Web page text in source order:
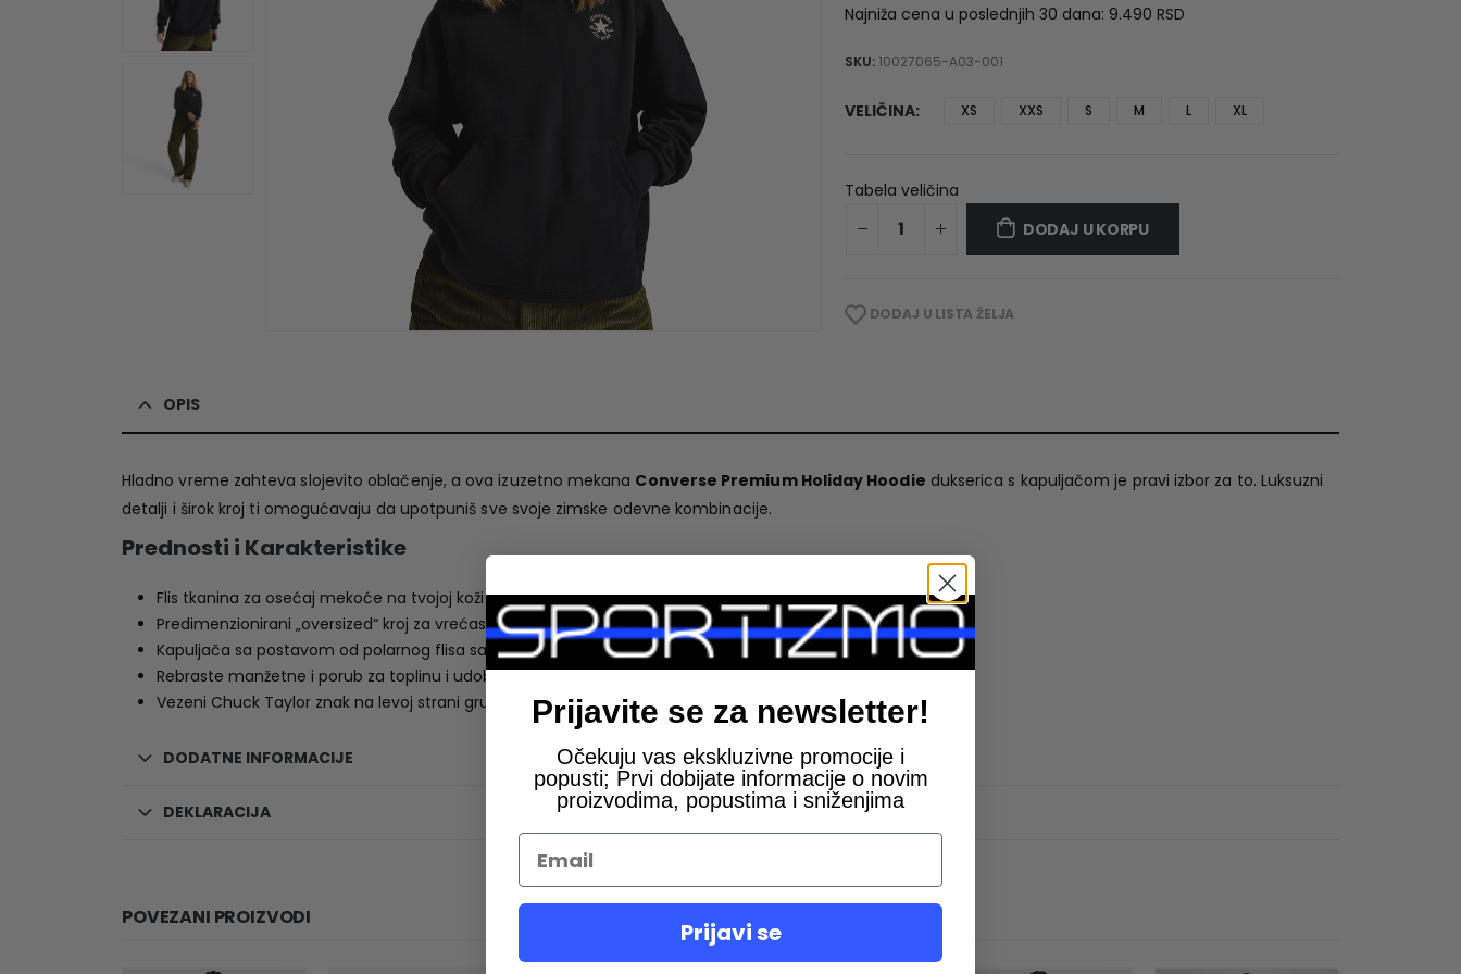
was: is:
Najniža cena u poslednjih 30 dana: 9.490 RSD
SKU: 10027065-A03-001
VELIČINA XS XXS S M L XL
Tabela veličina
DODAJ U KORPU
DODAJ U LISTA ŽELJA
OPIS
Hladno vreme zahteva slojevito oblačenje, a ova izuzetno mekana Converse Premium Holiday Hoodie dukserica s kapuljačom je pravi izbor za to. Luksuzni
detalji i širok kroj ti omogućavaju da upotpuniš sve svoje zimske odevne kombinacije.
Prednosti i Karakteristike
Flis tkanina za osećaj mekoće na tvojoj koži
Predimenzionirani „oversized“ kroj za vrećast izgled i opušten osećaj
Kapuljača sa postavom od polarnog flisa sa magnetnim zatvaračem garantuje toplotu
Rebraste manžetne i porub za toplinu i udobnost
Vezeni Chuck Taylor znak na levoj strani grudi
DODATNE INFORMACIJE
DEKLARACIJA
POVEZANI PROIZVODI
Prijavite se za newsletter!
Očekuju vas ekskluzivne promocije i
popusti; Prvi dobijate informacije o novim
proizvodima, popustima i sniženjima
Prijavi se